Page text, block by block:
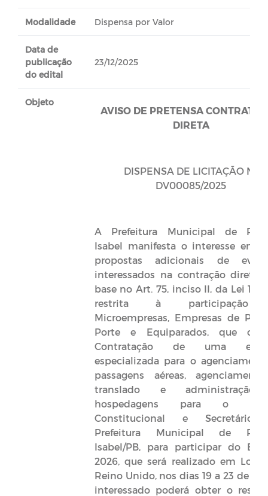
Modalidade Dispensa por Valor
Data de
publicação
do edital
23/12/2025
Objeto
AVISO DE PRETENSA
DIRETA
DISPENSA DE LICITAÇÃO Nº
DV00085/2025
A Prefeitura Municipal de
Isabel manifesta o interesse em
propostas adicionais de
interessados na contração direta,
base no Art. 75, inciso II, da Lei
restrita à participação
Microempresas, Empresas de
Porte e Equiparados, que
Contratação de uma
especializada para o
passagens aéreas,
translado e
hospedagens para o
Constitucional e
Prefeitura Municipal de
Isabel/PB, para participar do
2026, que será realizado em
Reino Unido, nos dias 19 a 23 de
interessado poderá obter o